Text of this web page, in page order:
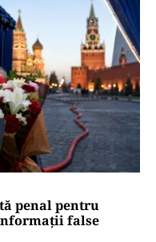
penal pentru
false